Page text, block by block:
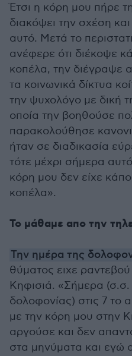
Έτσι η κόρη μου πήρε
διακόψει την σχέση
αυτό. Μετά το
ανέφερε ότι διέκοψε
κοπέλα, την διέγραψε
τα κοινωνικά δίκτυα
την ψυχολόγο με δική
οποία την βοηθούσε
παρακολούθησε
ήταν σε διαδικασία
τότε μέχρι σήμερα
κόρη μου δεν είχε
κοπέλα».
Το μάθαμε απο την
Την ημέρα της
θύματος ειχε
Κηφισιά. «Σήμερα
δολοφονίας) στις 7 το
με την κόρη μου στην
αργούσε και δεν
στα μηνύματα και εγώ